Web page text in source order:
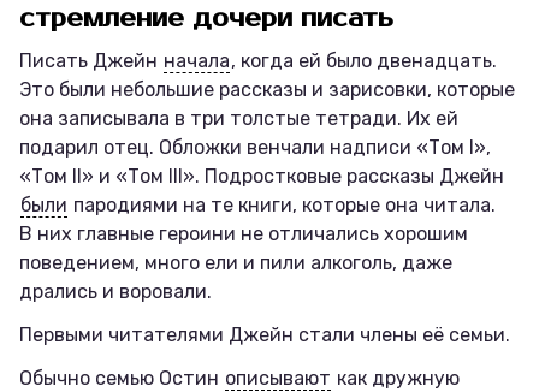
стремление дочери писать
Писать Джейн начала, когда ей было двенадцать.
Это были небольшие рассказы и зарисовки, которые
она записывала в три толстые тетради. Их ей
подарил отец. Обложки венчали надписи «Том I»,
«Том II» и «Том III». Подростковые рассказы Джейн
были пародиями на те книги, которые она читала.
В них главные героини не отличались хорошим
поведением, много ели и пили алкоголь, даже
дрались и воровали.
Первыми читателями Джейн стали члены её семьи.
Обычно семью Остин описывают как дружную